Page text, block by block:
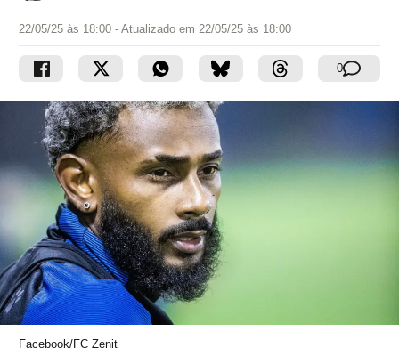
22/05/25 às 18:00 - Atualizado em 22/05/25 às 18:00
0
Facebook/FC Zenit